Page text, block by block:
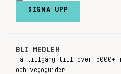
SIGNA UPP
BLI MEDLEM
Få tillgång till över 5000+
och vegoguider!